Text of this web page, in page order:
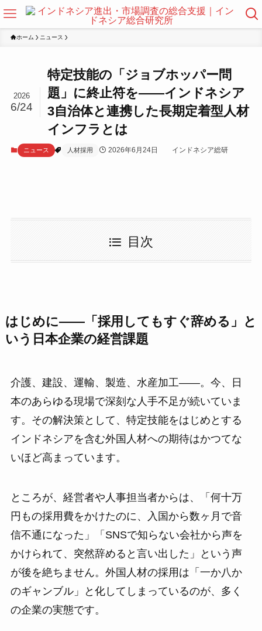
ホーム ニュース
特定技能の「ジョブホッパー問
題」に終止符を——インドネシア
3自治体と連携した長期定着型人材
インフラとは
2026
6/24
ニュース 人材採用 2026年6月24日 インドネシア総研
目次
はじめに——「採用してもすぐ辞める」と
いう日本企業の経営課題
介護、建設、運輸、製造、水産加工——。今、日
本のあらゆる現場で深刻な人手不足が続いていま
す。その解決策として、特定技能をはじめとする
インドネシアを含む外国人材への期待はかつてな
いほど高まっています。
ところが、経営者や人事担当者からは、「何十万
円もの採用費をかけたのに、入国から数ヶ月で音
信不通になった」「SNSで知らない会社から声を
かけられて、突然辞めると言い出した」という声
が後を絶ちません。外国人材の採用は「一か八か
のギャンブル」と化してしまっているのが、多く
の企業の実態です。